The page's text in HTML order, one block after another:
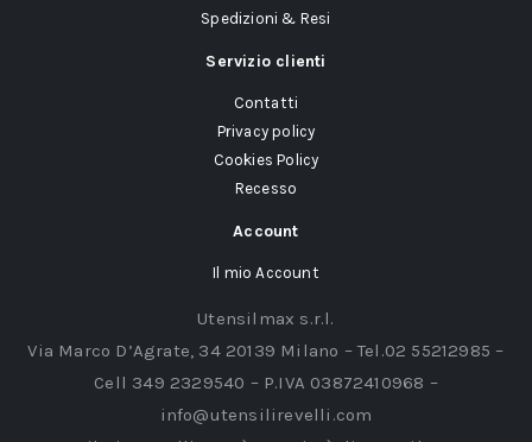
Spedizioni & Resi
Servizio clienti
Contatti
Privacy policy
Cookies Policy
Recesso
Account
Il mio Account
Utensilmax s.r.l.
Via Marco D’Agrate, 34 20139 Milano – Tel.02 55212985 –
Cell 349 2329540 – P.IVA 03872410968 –
info@utensilirevelli.com